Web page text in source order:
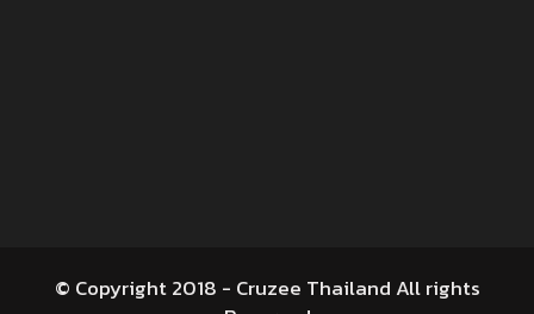
© Copyright 2018 - Cruzee Thailand All rights